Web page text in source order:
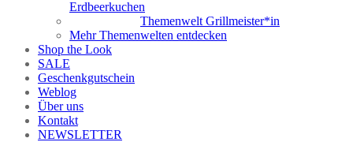
Erdbeerkuchen
Themenwelt Grillmeister*in
Mehr Themenwelten entdecken
Shop the Look
SALE
Geschenkgutschein
Weblog
Über uns
Kontakt
NEWSLETTER